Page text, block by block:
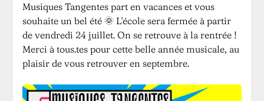
Musiques Tangentes part en vacances et vous
souhaite un bel été 🌞 L'école sera fermée à partir
de vendredi 24 juillet. On se retrouve à la rentrée !
Merci à tous.tes pour cette belle année musicale, au
plaisir de vous retrouver en septembre.